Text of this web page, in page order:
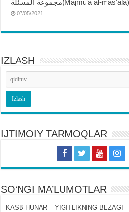
مجموعة المسئلة(Majmuʼa al-masʼala)
07/05/2021
IZLASH
IJTIMOIY TARMOQLAR
SOʻNGI MA’LUMOTLAR
KASB-HUNAR – YIGITLIKNING BEZAGI